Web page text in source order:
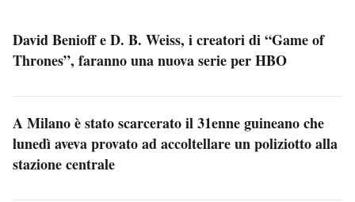
David Benioff e D. B. Weiss, i creatori di “Game of
Thrones”, faranno una nuova serie per HBO
A Milano è stato scarcerato il 31enne guineano che
lunedì aveva provato ad accoltellare un poliziotto alla
stazione centrale